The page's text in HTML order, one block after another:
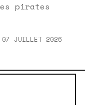
pirates
07 JUILLET 2026